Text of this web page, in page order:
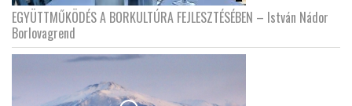
EGYÜTTMŰKÖDÉS A BORKULTÚRA FEJLESZTÉSÉBEN – István Nádor
Borlovagrend